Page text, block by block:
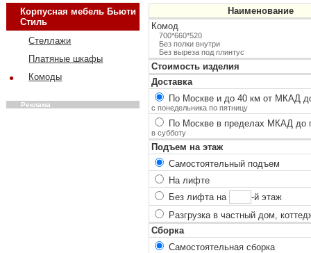
Наименование
Комод
700*660*520
Без полки внутри
Без выреза под плинтус
Стоимость изделия
Доставка
По Москве и до 40 км от МКАД
с понедельника по пятницу
По Москве в пределах МКАД до
в субботу
Подъем на этаж
Самостоятельный подъем
На лифте
Без лифта на
-й этаж
Разгрузка в частный дом,
Сборка
Самостоятельная сборка
Корпусная мебель Бьюти
Стиль
Стеллажи
Платяные шкафы
Комоды
•
Реклама